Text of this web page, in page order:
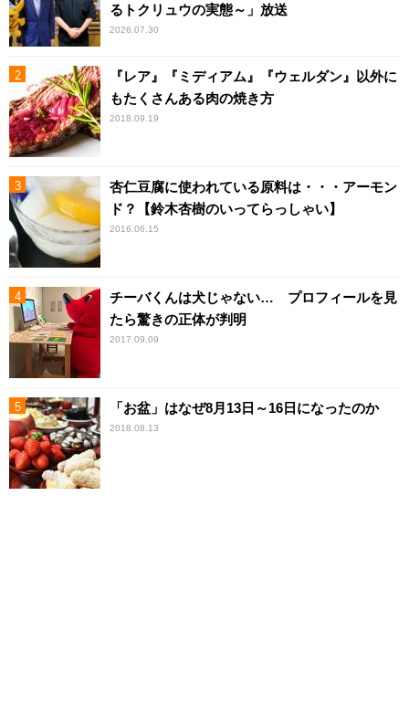
るトクリュウの実態～」放送
2026.07.30
『レア』『ミディアム』『ウェルダン』以外に
もたくさんある肉の焼き方
2018.09.19
杏仁豆腐に使われている原料は・・・アーモン
ド？【鈴木杏樹のいってらっしゃい】
2016.06.15
チーバくんは犬じゃない… プロフィールを見
たら驚きの正体が判明
2017.09.09
「お盆」はなぜ8月13日～16日になったのか
2018.08.13